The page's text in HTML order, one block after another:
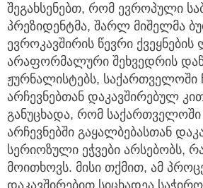
შეგახსენებთ, რომ ევროპული
პრეზიდენტმა, შარლ მიშელმა
ევროკავშირის წევრი
არაფორმალური შეხვედრის
ჟურნალისტებს, საქართველოში
არჩევნებთან დაკავშირებულ
განუცხადა, რომ
არჩევნებში გაყალბებასთან
სერიოზული ეჭვები არსებობს,
მოითხოვს. მისი თქმით, ამ
დაკავშირებით სიცხადეა